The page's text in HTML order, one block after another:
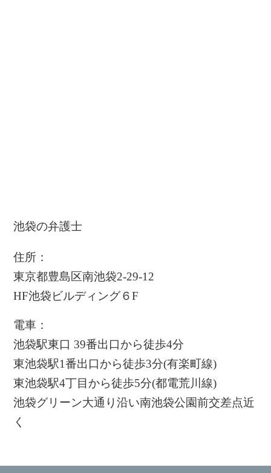
池袋の弁護士
住所：
東京都豊島区南池袋2-29-12
HF池袋ビルディング６F
電車：
池袋駅東口 39番出口から徒歩4分
東池袋駅1番出口から徒歩3分(有楽町線)
東池袋駅4丁目から徒歩5分(都電荒川線)
池袋グリーン大通り沿い南池袋公園前交差点近
く